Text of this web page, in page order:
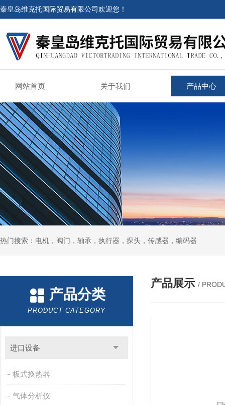
秦皇岛维克托国际贸易有限公司欢迎您！
网站首页 关于我们 产品中心
热门搜索：电机，阀门，轴承，执行器，探头，传感器，编码器
产品分类
PRODUCT CATEGORY
进口设备
板式换热器
气体分析仪
产品展示 /